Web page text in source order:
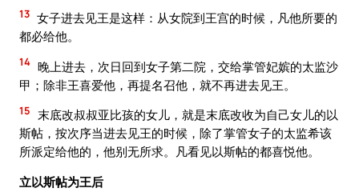
13 女子进去见王是这样：从女院到王宫的时候，凡他所要的
都必给他。
14 晚上进去，次日回到女子第二院，交给掌管妃嫔的太监沙
甲；除非王喜爱他，再提名召他，就不再进去见王。
15 末底改叔叔亚比孩的女儿，就是末底改收为自己女儿的以
斯帖，按次序当进去见王的时候，除了掌管女子的太监希该
所派定给他的，他别无所求。凡看见以斯帖的都喜悦他。
立以斯帖为王后